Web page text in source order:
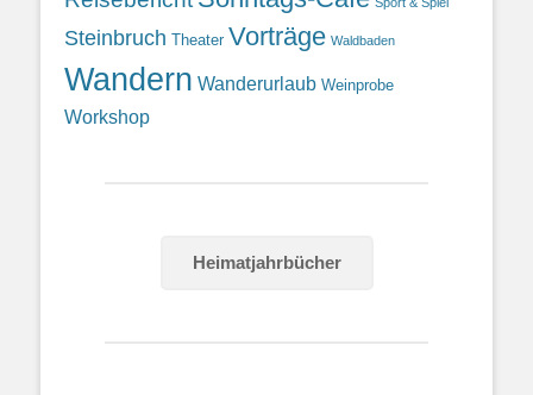
Steinbruch Theater Vorträge Waldbaden
Wandern Wanderurlaub Weinprobe
Workshop
Heimatjahrbücher